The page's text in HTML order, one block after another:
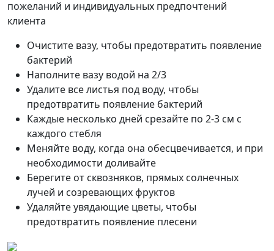
пожеланий и индивидуальных предпочтений
клиента
Очистите вазу, чтобы предотвратить появление
бактерий
Наполните вазу водой на 2/3
Удалите все листья под воду, чтобы
предотвратить появление бактерий
Каждые несколько дней срезайте по 2-3 см с
каждого стебля
Меняйте воду, когда она обесцвечивается, и при
необходимости доливайте
Берегите от сквозняков, прямых солнечных
лучей и созревающих фруктов
Удаляйте увядающие цветы, чтобы
предотвратить появление плесени